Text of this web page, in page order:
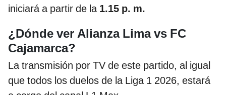
iniciará a partir de la 1.15 p. m.
¿Dónde ver Alianza Lima vs FC
Cajamarca?
La transmisión por TV de este partido, al igual
que todos los duelos de la Liga 1 2026, estará